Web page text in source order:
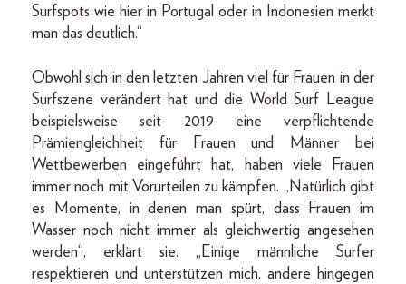
Surfspots wie hier in Portugal oder in Indonesien merkt
man das deutlich.“
Obwohl sich in den letzten Jahren viel für Frauen in der
Surfszene verändert hat und die World Surf League
beispielsweise seit 2019 eine verpflichtende
Prämiengleichheit für Frauen und Männer bei
Wettbewerben eingeführt hat, haben viele Frauen
immer noch mit Vorurteilen zu kämpfen. „Natürlich gibt
es Momente, in denen man spürt, dass Frauen im
Wasser noch nicht immer als gleichwertig angesehen
werden“, erklärt sie. „Einige männliche Surfer
respektieren und unterstützen mich, andere hingegen